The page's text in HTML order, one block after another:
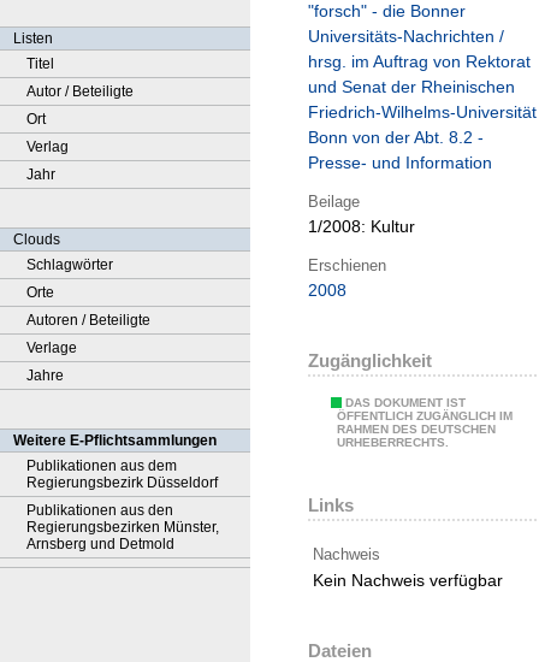
Listen
Titel
Autor / Beteiligte
Ort
Verlag
Jahr
Clouds
Schlagwörter
Orte
Autoren / Beteiligte
Verlage
Jahre
Weitere E-Pflichtsammlungen
Publikationen aus dem
Regierungsbezirk Düsseldorf
Publikationen aus den
Regierungsbezirken Münster,
Arnsberg und Detmold
"forsch" - die Bonner
Universitäts-Nachrichten /
hrsg. im Auftrag von Rektorat
und Senat der Rheinischen
Friedrich-Wilhelms-Universität
Bonn von der Abt. 8.2 -
Presse- und Information
Beilage
1/2008: Kultur
Erschienen
2008
Zugänglichkeit
DAS DOKUMENT IST
ÖFFENTLICH ZUGÄNGLICH IM
RAHMEN DES DEUTSCHEN
URHEBERRECHTS.
Links
Nachweis
Kein Nachweis verfügbar
Dateien